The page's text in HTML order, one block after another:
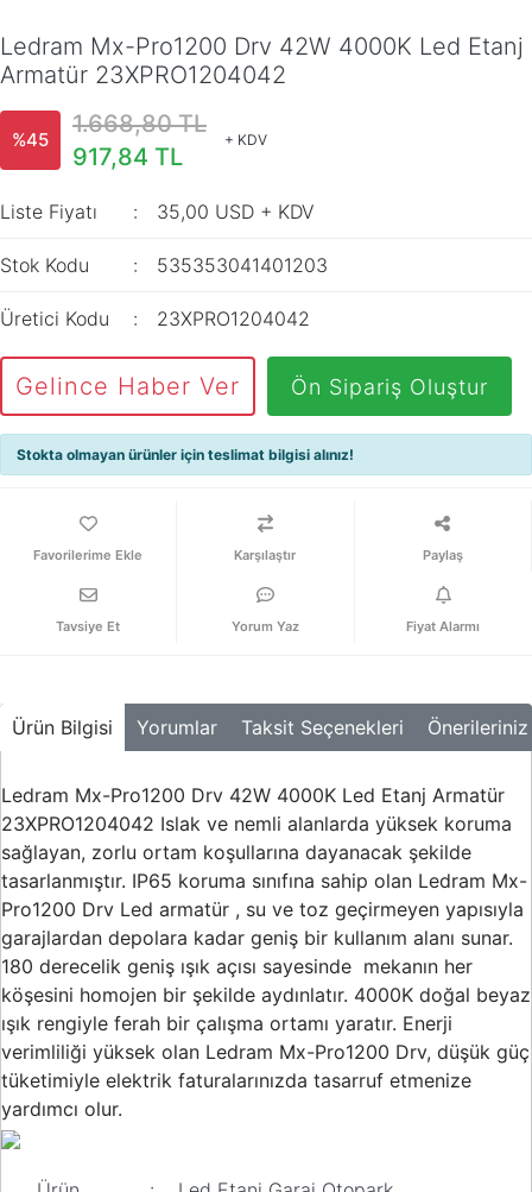
Ledram Mx-Pro1200 Drv 42W 4000K Led Etanj
Armatür 23XPRO1204042
%45
1.668,80 TL
917,84 TL
+ KDV
Liste Fiyatı 35,00 USD + KDV
Stok Kodu 535353041401203
Üretici Kodu 23XPRO1204042
Gelince Haber Ver Ön Sipariş Oluştur
Stokta olmayan ürünler için teslimat bilgisi alınız!
Karşılaştır Paylaş
Tavsiye Et Yorum Yaz Fiyat Alarmı
Ürün Bilgisi Yorumlar Taksit Seçenekleri Önerileriniz
Ledram Mx-Pro1200 Drv 42W 4000K Led Etanj Armatür
23XPRO1204042 Islak ve nemli alanlarda yüksek koruma
sağlayan, zorlu ortam koşullarına dayanacak şekilde
tasarlanmıştır. IP65 koruma sınıfına sahip olan Ledram Mx-
Pro1200 Drv Led armatür , su ve toz geçirmeyen yapısıyla
garajlardan depolara kadar geniş bir kullanım alanı sunar.
180 derecelik geniş ışık açısı sayesinde mekanın her
köşesini homojen bir şekilde aydınlatır. 4000K doğal beyaz
ışık rengiyle ferah bir çalışma ortamı yaratır. Enerji
verimliliği yüksek olan Ledram Mx-Pro1200 Drv, düşük güç
tüketimiyle elektrik faturalarınızda tasarruf etmenize
yardımcı olur.